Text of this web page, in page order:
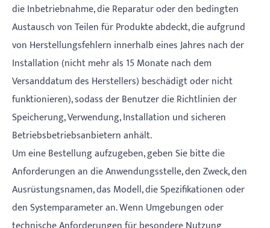
die Inbetriebnahme, die Reparatur oder den bedingten
Austausch von Teilen für Produkte abdeckt, die aufgrund
von Herstellungsfehlern innerhalb eines Jahres nach der
Installation (nicht mehr als 15 Monate nach dem
Versanddatum des Herstellers) beschädigt oder nicht
funktionieren), sodass der Benutzer die Richtlinien der
Speicherung, Verwendung, Installation und sicheren
Betriebsbetriebsanbietern anhält.
Um eine Bestellung aufzugeben, geben Sie bitte die
Anforderungen an die Anwendungsstelle, den Zweck, den
Ausrüstungsnamen, das Modell, die Spezifikationen oder
den Systemparameter an. Wenn Umgebungen oder